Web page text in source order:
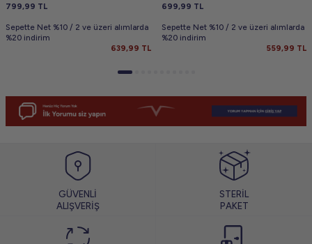
799,99 TL
Sepette Net %10 / 2 ve üzeri alımlarda
%20 indirim
639,99 TL
699,99 TL
Sepette Net %10 / 2 ve üzeri alımlarda
%20 indirim
559,99 TL
GÜVENLİ
ALIŞVERİŞ
STERİL
PAKET